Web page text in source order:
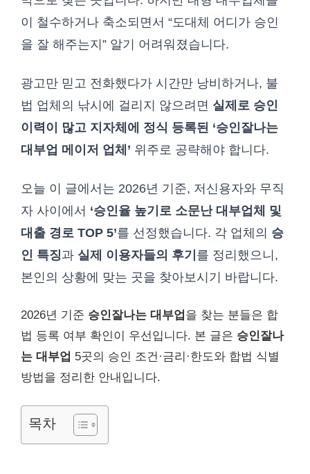
이 철수하거나 축소되면서 “도대체 어디가 승인
을 잘 해주는지” 알기 어려워졌습니다.
광고만 믿고 전화했다가 시간만 낭비하거나, 불
법 업체의 낚시에 걸리지 않으려면 실제로 승인
이력이 많고 지자체에 정식 등록된 ‘승인잘나는
대부업 메이저 업체’ 위주로 공략해야 합니다.
오늘 이 글에서는 2026년 기준, 저신용자와 무직
자 사이에서 ‘승인율 높기로 소문난 대부업체 및
대출 경로 TOP 5’를 선정했습니다. 각 업체의 승
인 특징과 실제 이용자들의 후기 를 정리했으니,
본인의 상황에 맞는 곳을 찾아보시기 바랍니다.
2026년 기준 승인잘나는 대부업 을 찾는 분들은 합
법 등록 여부 확인이 우선입니다. 본 글은 승인잘나
는 대부업 5곳의 승인 조건·금리·한도와 합법 식별
방법을 정리한 안내입니다.
목차